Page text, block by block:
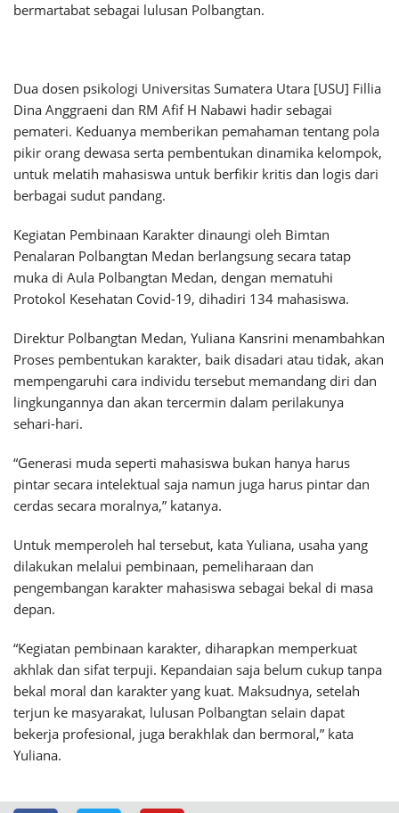
bermartabat sebagai lulusan Polbangtan.
Dua dosen psikologi Universitas Sumatera Utara [USU] Fillia
Dina Anggraeni dan RM Afif H Nabawi hadir sebagai
pemateri. Keduanya memberikan pemahaman tentang pola
pikir orang dewasa serta pembentukan dinamika kelompok,
untuk melatih mahasiswa untuk berfikir kritis dan logis dari
berbagai sudut pandang.
Kegiatan Pembinaan Karakter dinaungi oleh Bimtan
Penalaran Polbangtan Medan berlangsung secara tatap
muka di Aula Polbangtan Medan, dengan mematuhi
Protokol Kesehatan Covid-19, dihadiri 134 mahasiswa.
Direktur Polbangtan Medan, Yuliana Kansrini menambahkan
Proses pembentukan karakter, baik disadari atau tidak, akan
mempengaruhi cara individu tersebut memandang diri dan
lingkungannya dan akan tercermin dalam perilakunya
sehari-hari.
“Generasi muda seperti mahasiswa bukan hanya harus
pintar secara intelektual saja namun juga harus pintar dan
cerdas secara moralnya,” katanya.
Untuk memperoleh hal tersebut, kata Yuliana, usaha yang
dilakukan melalui pembinaan, pemeliharaan dan
pengembangan karakter mahasiswa sebagai bekal di masa
depan.
“Kegiatan pembinaan karakter, diharapkan memperkuat
akhlak dan sifat terpuji. Kepandaian saja belum cukup tanpa
bekal moral dan karakter yang kuat. Maksudnya, setelah
terjun ke masyarakat, lulusan Polbangtan selain dapat
bekerja profesional, juga berakhlak dan bermoral,” kata
Yuliana.